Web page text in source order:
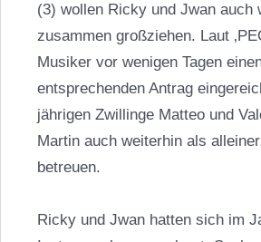
(3) wollen Ricky und Jwan auch
zusammen großziehen. Laut
Musiker vor wenigen Tagen
entsprechenden Antrag
jährigen Zwillinge Matteo und
Martin auch weiterhin als
betreuen.
Ricky und Jwan hatten sich im